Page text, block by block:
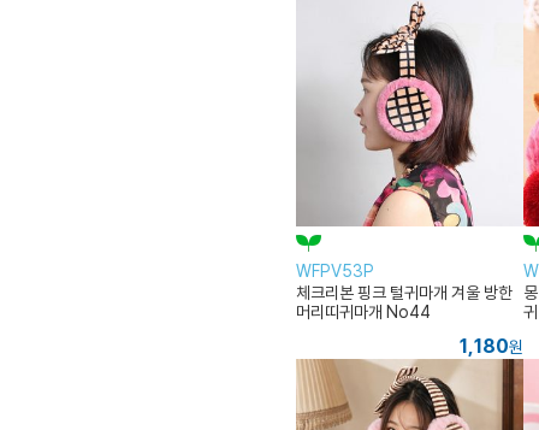
WFPV53P
체크리본 핑크 털귀마개 겨울 방한
머리띠귀마개 No44
1,180원